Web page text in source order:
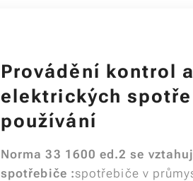
Provádění kontrol
elektrických
používání
Norma 33 1600 ed.2 se
spotřebiče :spotřebiče v